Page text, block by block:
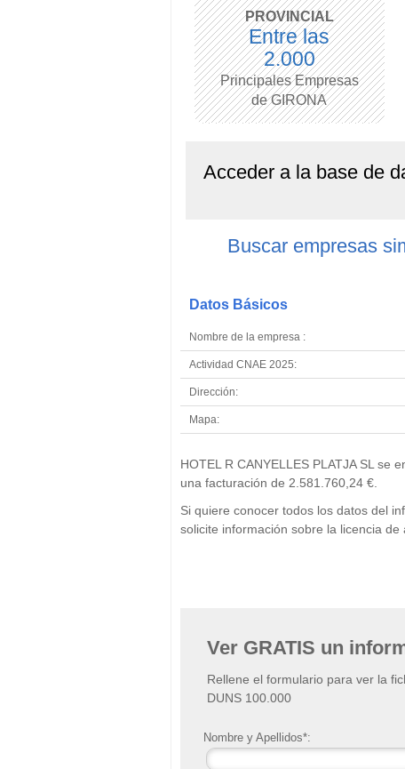
PROVINCIAL
Entre las
2.000
Principales Empresas
de GIRONA
Acceder a la base de
Buscar empresas
Datos Básicos
Nombre de la empresa :
Actividad CNAE 2025:
Dirección:
Mapa:
HOTEL R CANYELLES PLATJA SL se
una facturación de 2.581.760,24 €.
Si quiere conocer todos los datos del
solicite información sobre la licencia de
Ver GRATIS un
Rellene el formulario para ver la
DUNS 100.000
Nombre y Apellidos*: